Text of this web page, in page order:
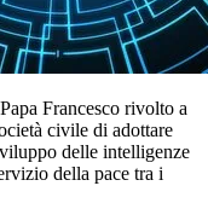
Francesco rivolto a
civile di adottare
delle intelligenze
della pace tra i